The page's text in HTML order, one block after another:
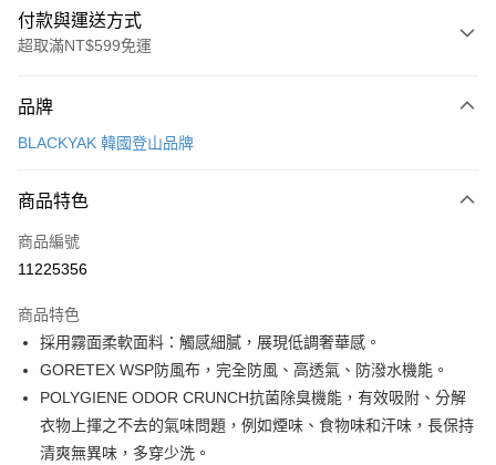
付款與運送方式
超取滿NT$599免運
信用卡一次付款
LINE Pay
Apple Pay
悠遊付
Google Pay
全盈+PAY
AFTEE先享後付
品牌
BLACKYAK 韓國登山品牌
商品特色
商品編號
11225356
商品特色
採用霧面柔軟面料：觸感細膩，展現低調奢華感。
GORETEX WSP防風布，完全防風、高透氣、防潑水機能。
POLYGIENE ODOR CRUNCH抗菌除臭機能，有效吸附、分解
衣物上揮之不去的氣味問題，例如煙味、食物味和汗味，長保持
清爽無異味，多穿少洗。